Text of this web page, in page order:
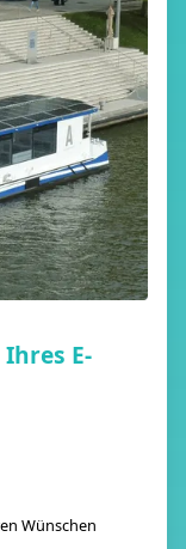
E-
Wünschen